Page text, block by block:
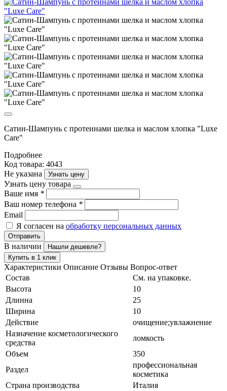
Сатин-Шампунь с протеинами шелка и маслом хлопка "Luxe
Care"
Подробнее
Код товара: 4043
Не указана
Узнать цену
Узнать цену товара
Ваше имя *
Ваш номер телефона *
Email
Я согласен на обработку персональных данных
Отправить
В наличии
Нашли дешевле?
Купить в 1 клик
Характеристики Описание Отзывы Вопрос-ответ
Состав
См. на упаковке.
Высота
10
Длинна
25
Ширина
10
Действие
очищение;увлажнение
Назначение косметологического
средства
ломкость
Объем
350
Раздел
профессиональная
косметика
Страна производства
Италия